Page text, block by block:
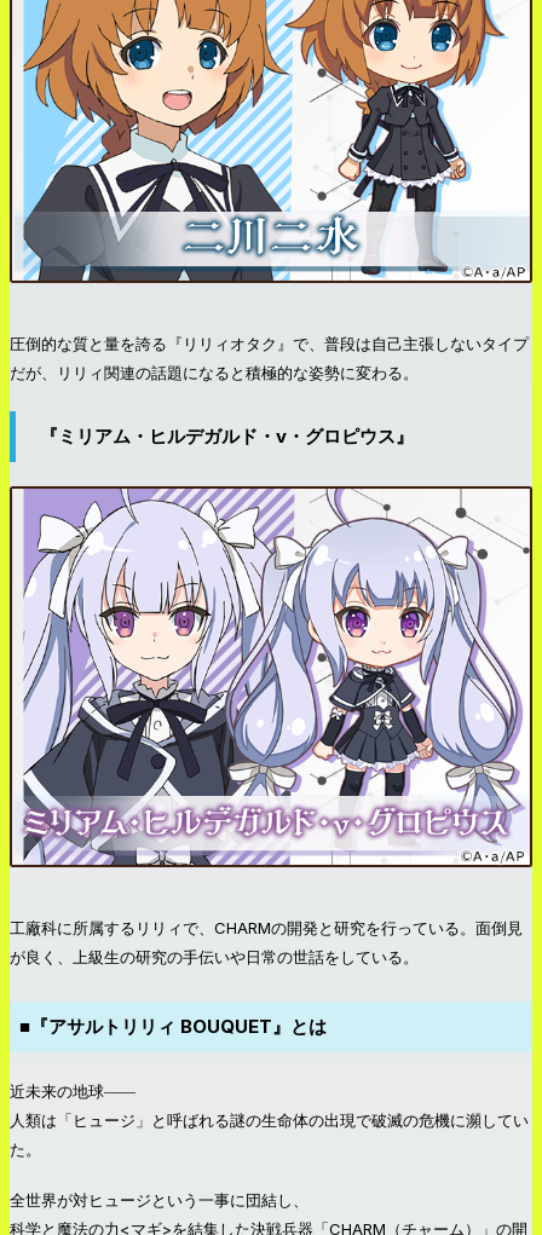
圧倒的な質と量を誇る『リリィオタク』で、普段は自己主張しないタイプ
だが、リリィ関連の話題になると積極的な姿勢に変わる。
『ミリアム・ヒルデガルド・v・グロピウス』
工廠科に所属するリリィで、CHARMの開発と研究を行っている。面倒見
が良く、上級生の研究の手伝いや日常の世話をしている。
■『アサルトリリィ BOUQUET』とは
近未来の地球――
人類は「ヒュージ」と呼ばれる謎の生命体の出現で破滅の危機に瀕してい
た。
全世界が対ヒュージという一事に団結し、
科学と魔法の力<マギ>を結集した決戦兵器「CHARM（チャーム）」の開